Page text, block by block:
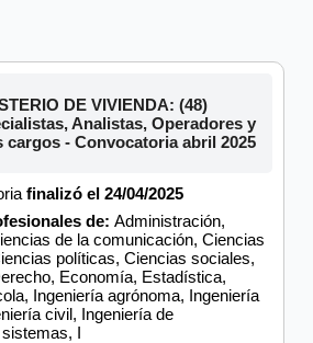
DE VIVIENDA: (48)
Analistas, Operadores y
cargos - Convocatoria abril 2025
finalizó el 24/04/2025
de: Administración,
de la comunicación, Ciencias
políticas, Ciencias sociales,
Economía, Estadística,
Ingeniería agrónoma, Ingeniería
civil, Ingeniería de
I